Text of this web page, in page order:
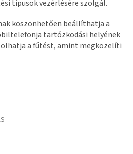
típusok vezérlésére szolgál.
köszönhetően beállíthatja a
tartózkodási helyének
a fűtést, amint megközelíti